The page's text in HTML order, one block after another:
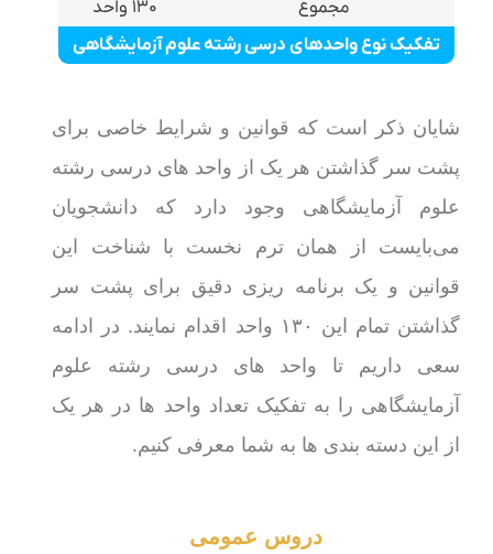
تفکیک نوع واحدهای درسی رشته علوم آزمایشگاهی
مجموع
۱۳۰ واحد
شایان ذکر است که قوانین و شرایط خاصی برای
پشت سر گذاشتن هر یک از واحد های درسی رشته
علوم آزمایشگاهی وجود دارد که دانشجویان
می‌بایست از همان ترم نخست با شناخت این
قوانین و یک برنامه ریزی دقیق برای پشت سر
گذاشتن تمام این ۱۳۰ واحد اقدام نمایند. در ادامه
سعی داریم تا واحد های درسی رشته علوم
آزمایشگاهی را به تفکیک تعداد واحد ها در هر یک
از این دسته بندی ها به شما معرفی کنیم.
دروس عمومی